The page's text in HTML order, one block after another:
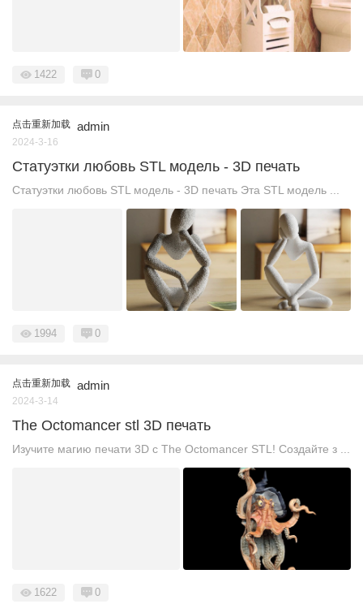
1422 0
点击重新加载 admin
2024-3-16
Статуэтки любовь STL модель - 3D печать
Статуэтки любовь STL модель - 3D печать Эта STL модель ...
1994 0
点击重新加载 admin
2024-3-14
The Octomancer stl 3D печать
Изучите магию печати 3D с The Octomancer STL! Создайте з ...
1622 0